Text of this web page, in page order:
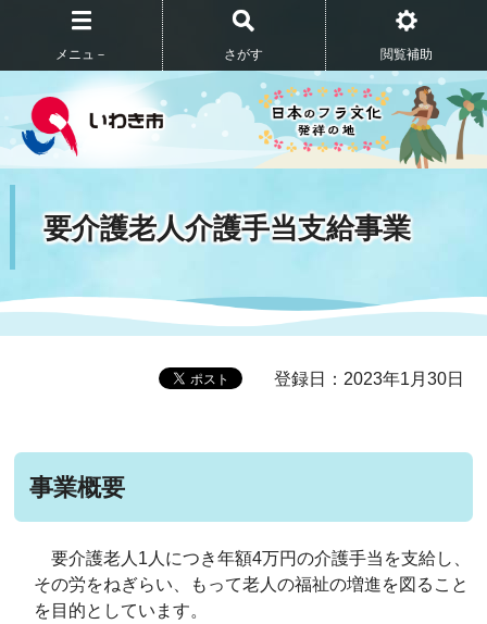
メニュ－ さがす 閲覧補助
要介護老人介護手当支給事業
登録日：2023年1月30日
事業概要
要介護老人1人につき年額4万円の介護手当を支給し、
その労をねぎらい、もって老人の福祉の増進を図ること
を目的としています。